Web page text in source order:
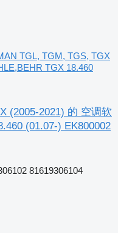
TGL, TGM, TGS, TGX
TGX 18.460
(2005-2021) 的 空调软
(01.07-) EK800002
81619306104